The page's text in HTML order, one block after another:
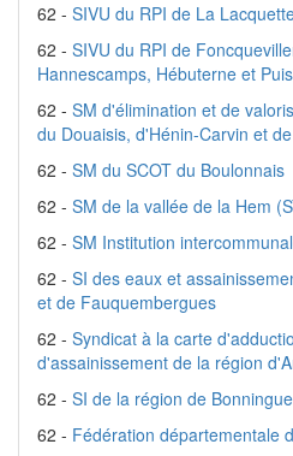
62 - SIVU du RPI de La
62 - SIVU du RPI de
Hannescamps, Hébuterne et
62 - SM d'élimination et de
du Douaisis, d'Hénin-Carvin et
62 - SM du SCOT du Boulonnais
62 - SM de la vallée de la Hem
62 - SM Institution
62 - SI des eaux et
et de Fauquembergues
62 - Syndicat à la carte
d'assainissement de la région
62 - SI de la région de
62 - Fédération départementale